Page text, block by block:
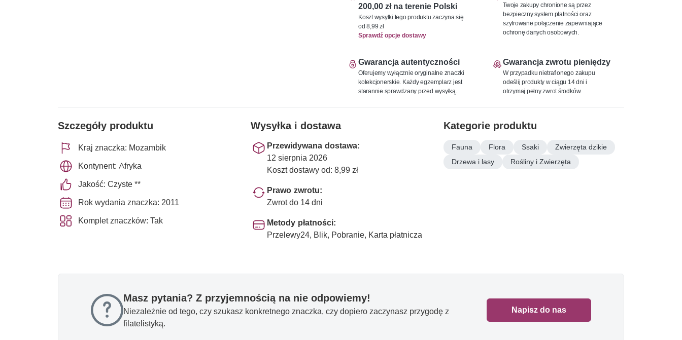
200,00 zł na terenie Polski
Koszt wysyłki tego produktu zaczyna się
od 8,99 zł
Sprawdź opcje dostawy
Twoje zakupy chronione są przez
bezpieczny system płatności oraz
szyfrowane połączenie zapewniające
ochronę danych osobowych.
Gwarancja autentyczności
Oferujemy wyłącznie oryginalne znaczki
kolekcjonerskie. Każdy egzemplarz jest
starannie sprawdzany przed wysyłką.
Gwarancja zwrotu pieniędzy
W przypadku nietrafionego zakupu
odeślij produkty w ciągu 14 dni i
otrzymaj pełny zwrot środków.
Szczegóły produktu
Kraj znaczka: Mozambik
Kontynent: Afryka
Jakość: Czyste **
Rok wydania znaczka: 2011
Komplet znaczków: Tak
Wysyłka i dostawa
Przewidywana dostawa:
12 sierpnia 2026
Koszt dostawy od: 8,99 zł
Prawo zwrotu:
Zwrot do 14 dni
Metody płatności:
Przelewy24, Blik, Pobranie, Karta płatnicza
Kategorie produktu
Fauna Flora Ssaki
Zwierzęta dzikie
Drzewa i lasy
Rośliny i Zwierzęta
Masz pytania? Z przyjemnością na nie odpowiemy!
Niezależnie od tego, czy szukasz konkretnego znaczka, czy dopiero zaczynasz przygodę z
filatelistyką.
Napisz do nas